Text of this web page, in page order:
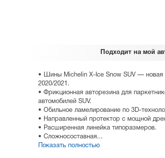
Подходит на мой
• Шины Michelin X-Ice Snow SUV —
2020/2021.
• Фрикционная авторезина для
автомобилей SUV.
• Обильное ламелирование по 3D-
• Направленный протектор с мощной
• Расширенная линейка типоразмеров.
• Сложносоставная...
Показать полностью